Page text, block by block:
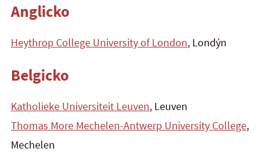
Anglicko
Heythrop College University of London, Londýn
Belgicko
Katholieke Universiteit Leuven, Leuven
Thomas More Mechelen-Antwerp University College,
Mechelen